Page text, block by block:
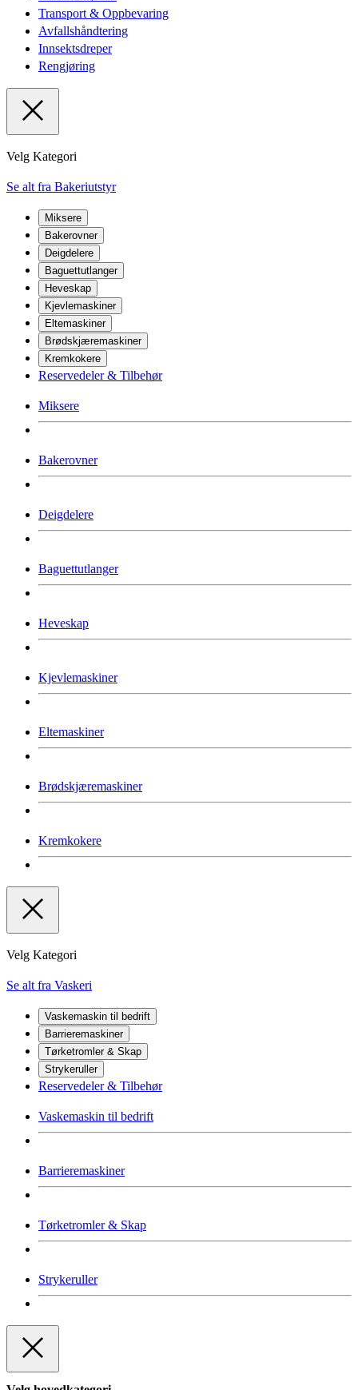
Transport & Oppbevaring
Avfallshåndtering
Innsektsdreper
Rengjøring
Velg Kategori
Se alt fra Bakeriutstyr
Miksere
Bakerovner
Deigdelere
Baguettutlanger
Heveskap
Kjevlemaskiner
Eltemaskiner
Brødskjæremaskiner
Kremkokere
Reservedeler & Tilbehør
Miksere
Bakerovner
Deigdelere
Baguettutlanger
Heveskap
Kjevlemaskiner
Eltemaskiner
Brødskjæremaskiner
Kremkokere
Velg Kategori
Se alt fra Vaskeri
Vaskemaskin til bedrift
Barrieremaskiner
Tørketromler & Skap
Strykeruller
Reservedeler & Tilbehør
Vaskemaskin til bedrift
Barrieremaskiner
Tørketromler & Skap
Strykeruller